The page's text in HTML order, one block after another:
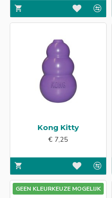
Kong Kitty
€ 7,25
GEEN KLEURKEUZE MOGELIJK